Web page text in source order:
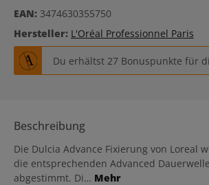
EAN: 3474630355750
Hersteller: L'Oréal Professionnel Paris
Du erhältst 27 Bonuspunkte für
Beschreibung
Die Dulcia Advance Fixierung von Loreal
die entsprechenden Advanced
abgestimmt. Di… Mehr